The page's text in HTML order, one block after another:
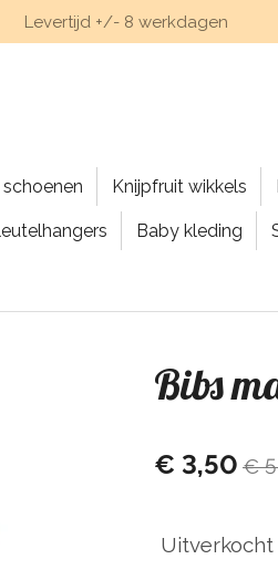
Levertijd +/- 8 werkdagen
schoenen Knijpfruit wikkels
Baby kleding
Bibs
€ 3,50 €
Uitverkocht